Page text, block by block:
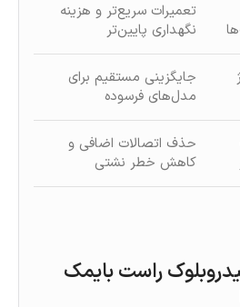
تعمیرات سریع‌تر و هزینه
نگهداری پایین‌تر
جایگزینی مستقیم برای
مدل‌های فرسوده
حذف اتصالات اضافی و
کاهش خطر نشتی
راست بایمک